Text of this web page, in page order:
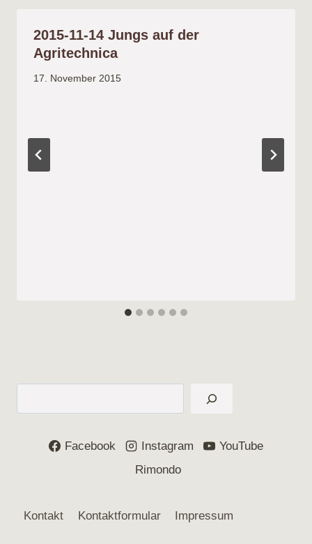
2015-11-14 Jungs auf der
Agritechnica
17. November 2015
Facebook Instagram
YouTube
Rimondo
Kontakt Kontaktformular Impressum